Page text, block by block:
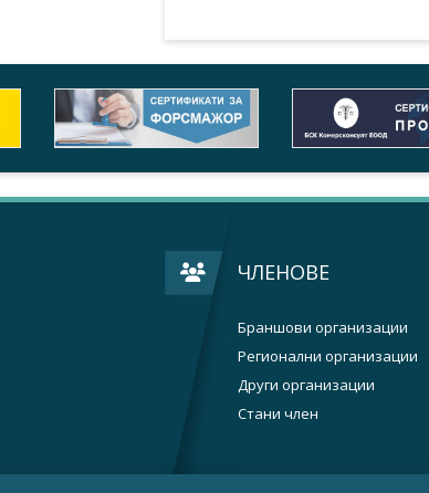
ЧЛЕНОВЕ
Браншови организации
Регионални организации
Други организации
Стани член